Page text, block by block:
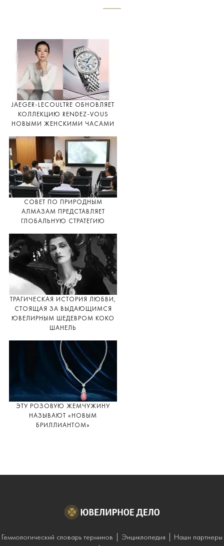
JAEGER-LECOULTRE ОБНОВЛЯЕТ
КОЛЛЕКЦИЮ RENDEZ-VOUS
НОВЫМИ ЖЕНСКИМИ ЧАСАМИ
СОВЕТ ПО ПРИРОДНЫМ
АЛМАЗАМ ПРЕДСТАВЛЯЕТ
ГЛОБАЛЬНУЮ СТРАТЕГИЮ
ТРАГИЧЕСКАЯ ИСТОРИЯ ЛЮБВИ,
СТОЯЩАЯ ЗА ВЫДАЮЩИМСЯ
ЮВЕЛИРНЫМ ШЕДЕВРОМ КОКО
ШАНЕЛЬ
ЭТУ РОЗОВУЮ ЖЕМЧУЖИНУ
НАЗЫВАЮТ «НОВЫМ
БРИЛЛИАНТОМ»
Геммологический словарь терминов Энциклопедия Наши партнеры